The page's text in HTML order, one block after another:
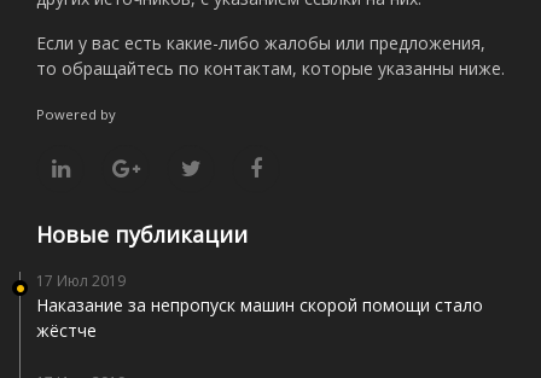
Если у вас есть какие-либо жалобы или предложения,
то обращайтесь по контактам, которые указанны ниже.
Powered by
Новые публикации
17 Июл 2019
Наказание за непропуск машин скорой помощи стало
жёстче